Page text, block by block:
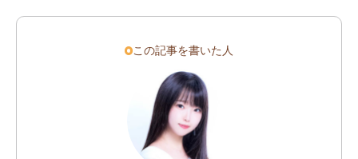
この記事を書いた人